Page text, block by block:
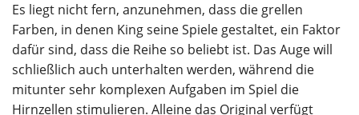
Es liegt nicht fern, anzunehmen, dass die grellen
Farben, in denen King seine Spiele gestaltet, ein Faktor
dafür sind, dass die Reihe so beliebt ist. Das Auge will
schließlich auch unterhalten werden, während die
mitunter sehr komplexen Aufgaben im Spiel die
Hirnzellen stimulieren. Alleine das Original verfügt